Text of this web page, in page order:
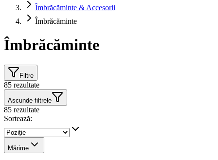
Îmbrăcăminte & Accesorii
Îmbrăcăminte
Îmbrăcăminte
Filtre
85 rezultate
Ascunde filtrele
85 rezultate
Sortează:
Mărime